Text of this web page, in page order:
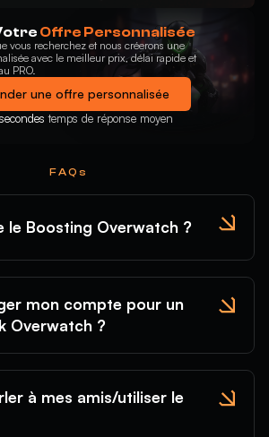
Offre Personnalisée
vous recherchez et nous créerons une
avec le meilleur prix, délai rapide et
PRO.
une offre personnalisée
temps de réponse moyen
FAQs
le Boosting Overwatch ?
mon compte pour un
Overwatch ?
à mes amis/utiliser le